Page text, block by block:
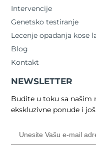
Intervencije
Genetsko testiranje
Lecenje opadanja kose
Blog
Kontakt
NEWSLETTER
Budite u toku sa našim
ekskluzivne ponude i